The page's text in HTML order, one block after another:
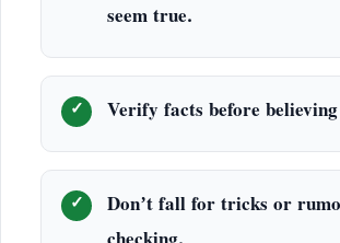
seem true.
Verify facts before
Don’t fall for tricks or